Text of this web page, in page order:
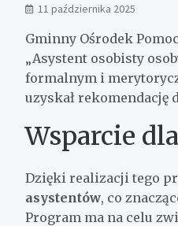
11 października 2025
Gminny Ośrodek
„Asystent osobisty
formalnym i
uzyskał rekomendację
Wsparcie
Dzięki realizacji tego
asystentów, co
Program ma na celu